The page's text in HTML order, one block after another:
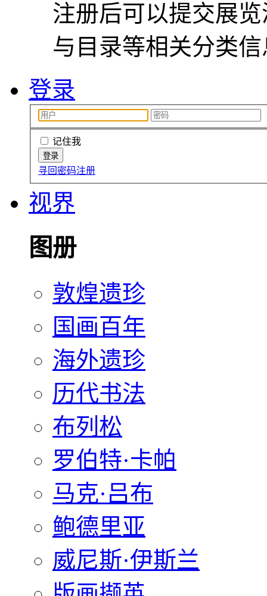
注册后可以提交展
与目录等相关分类
登录
记住我
寻回密码注册
视界
图册
敦煌遗珍
国画百年
海外遗珍
历代书法
布列松
罗伯特·卡帕
马克·吕布
鲍德里亚
威尼斯·伊斯兰